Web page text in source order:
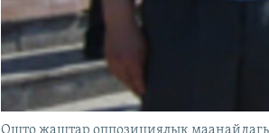
Ошто жаштар оппозициялык